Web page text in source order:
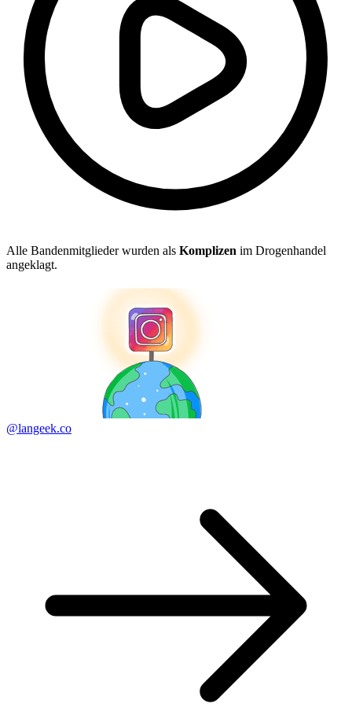
Alle Bandenmitglieder wurden als Komplizen im Drogenhandel
angeklagt.
@langeek.co